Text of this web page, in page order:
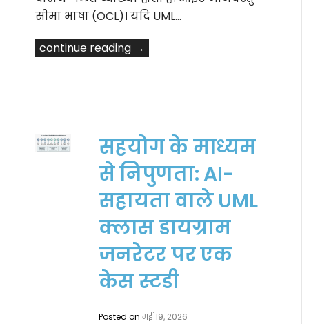
सीमा भाषा (OCL)। यदि UML…
continue reading →
सहयोग के माध्यम
से निपुणता: AI-
सहायता वाले UML
क्लास डायग्राम
जनरेटर पर एक
केस स्टडी
Posted onमई 19, 2026